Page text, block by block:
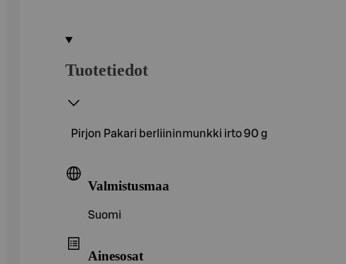
Tuotetiedot
Pirjon Pakari berliininmunkki irto 90 g
Valmistusmaa
Suomi
Ainesosat